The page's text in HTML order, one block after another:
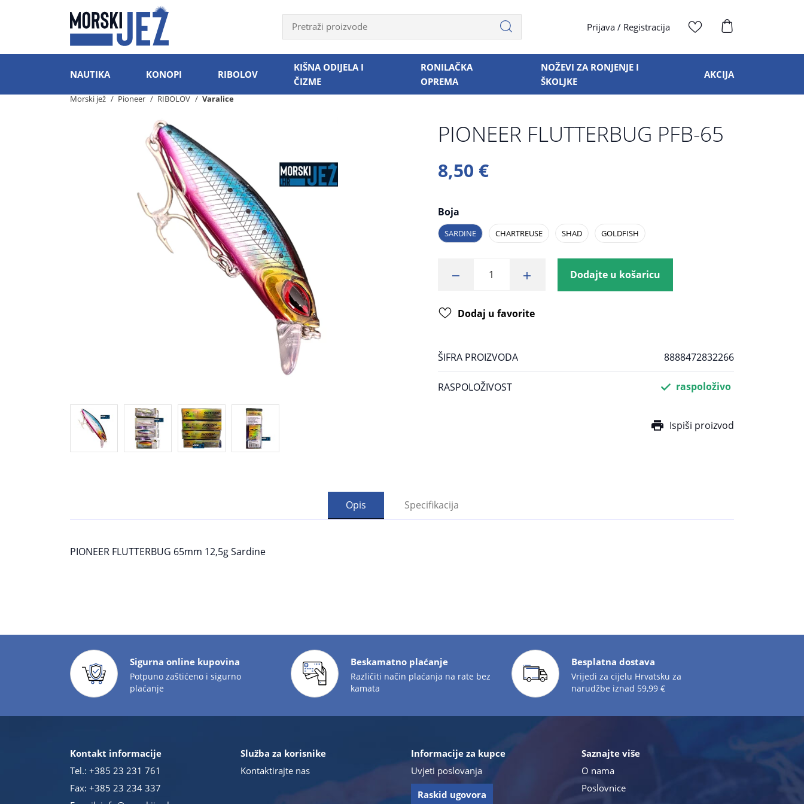
Prijava / Registracija
NAUTIKA KONOPI RIBOLOV
KIŠNA ODIJELA I
ČIZME
RONILAČKA
OPREMA
NOŽEVI ZA RONJENJE I
ŠKOLJKE
AKCIJA
Morski jež Pioneer RIBOLOV Varalice
PIONEER FLUTTERBUG PFB-65
8,50 €
Boja
SARDINE CHARTREUSE SHAD GOLDFISH
Dodajte u košaricu
Dodaj u favorite
ŠIFRA PROIZVODA 8888472832266
RASPOLOŽIVOST raspoloživo
Ispiši proizvod
Opis Specifikacija
PIONEER FLUTTERBUG 65mm 12,5g Sardine
Sigurna online kupovina
Potpuno zaštićeno i sigurno
plaćanje
Beskamatno plaćanje
Različiti način plaćanja na rate bez
kamata
Besplatna dostava
Vrijedi za cijelu Hrvatsku za
narudžbe iznad 59,99 €
Kontakt informacije
Tel.: +385 23 231 761
Fax: +385 23 234 337
Služba za korisnike
Kontaktirajte nas
Informacije za kupce
Uvjeti poslovanja
Raskid ugovora
Saznajte više
O nama
Poslovnice